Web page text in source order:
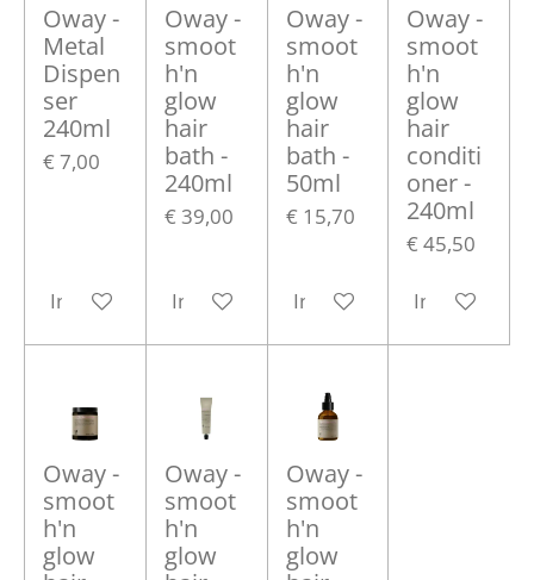
Oway -
Metal
Dispen
ser
240ml
€ 7,00
In winkelwagen
Oway -
smoot
h'n
glow
hair
bath -
240ml
€ 39,00
In winkelwagen
Oway -
smoot
h'n
glow
hair
bath -
50ml
€ 15,70
In winkelwagen
Oway -
smoot
h'n
glow
hair
conditi
oner -
240ml
€ 45,50
In
Oway -
smoot
h'n
glow
Oway -
smoot
h'n
glow
Oway -
smoot
h'n
glow